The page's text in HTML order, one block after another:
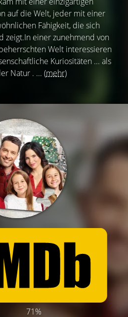
auf die Welt, jeder mit einer
Fähigkeit, die sich
zeigt.In einer zunehmend von
Welt interessieren
Kuriositäten ... als
Natur . ... (mehr)
71%